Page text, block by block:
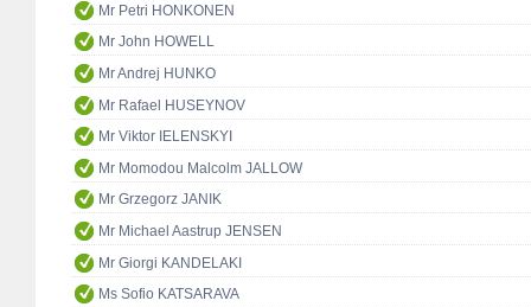
Mr Petri HONKONEN
Mr John HOWELL
Mr Andrej HUNKO
Mr Rafael HUSEYNOV
Mr Viktor IELENSKYI
Mr Momodou Malcolm JALLOW
Mr Grzegorz JANIK
Mr Michael Aastrup JENSEN
Mr Giorgi KANDELAKI
Ms Sofio KATSARAVA